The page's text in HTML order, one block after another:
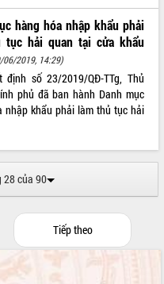
hàng hóa nhập khẩu phải
tục hải quan tại cửa khẩu
06/2019, 14:29)
định số 23/2019/QĐ-TTg, Thủ
phủ đã ban hành Danh mục
nhập khẩu phải làm thủ tục hải
28 của 90
Tiếp theo